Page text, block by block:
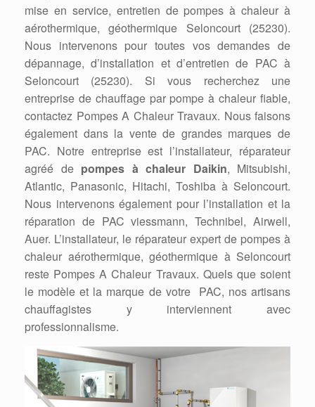
mise en service, entretien de pompes à chaleur à
aérothermique, géothermique Seloncourt (25230).
Nous intervenons pour toutes vos demandes de
dépannage, d’installation et d’entretien de PAC à
Seloncourt (25230). Si vous recherchez une
entreprise de chauffage par pompe à chaleur fiable,
contactez Pompes A Chaleur Travaux. Nous faisons
également dans la vente de grandes marques de
PAC. Notre entreprise est l’installateur, réparateur
agréé de pompes à chaleur Daikin, Mitsubishi,
Atlantic, Panasonic, Hitachi, Toshiba à Seloncourt.
Nous intervenons également pour l’installation et la
réparation de PAC viessmann, Technibel, Airwell,
Auer. L’installateur, le réparateur expert de pompes à
chaleur aérothermique, géothermique à Seloncourt
reste Pompes A Chaleur Travaux. Quels que soient
le modèle et la marque de votre PAC, nos artisans
chauffagistes y interviennent avec
professionnalisme.